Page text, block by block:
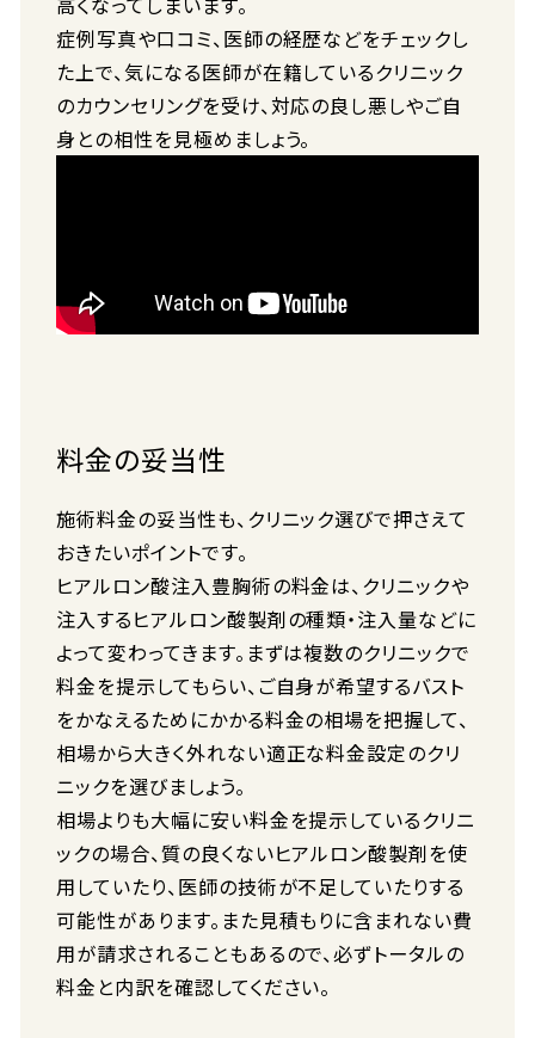
症例写真や口コミ、医師の経歴などをチェックし
た上で、気になる医師が在籍しているクリニック
のカウンセリングを受け、対応の良し悪しやご自
身との相性を見極めましょう。
料金の妥当性
施術料金の妥当性も、クリニック選びで押さえて
おきたいポイントです。
ヒアルロン酸注入豊胸術の料金は、クリニックや
注入するヒアルロン酸製剤の種類・注入量などに
よって変わってきます。まずは複数のクリニックで
料金を提示してもらい、ご自身が希望するバスト
をかなえるためにかかる料金の相場を把握して、
相場から大きく外れない適正な料金設定のクリ
ニックを選びましょう。
相場よりも大幅に安い料金を提示しているクリニ
ックの場合、質の良くないヒアルロン酸製剤を使
用していたり、医師の技術が不足していたりする
可能性があります。また見積もりに含まれない費
用が請求されることもあるので、必ずトータルの
料金と内訳を確認してください。